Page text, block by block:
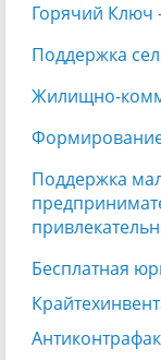
Горячий Ключ
Поддержка
Жилищно-
Поддержка
Бесплатная